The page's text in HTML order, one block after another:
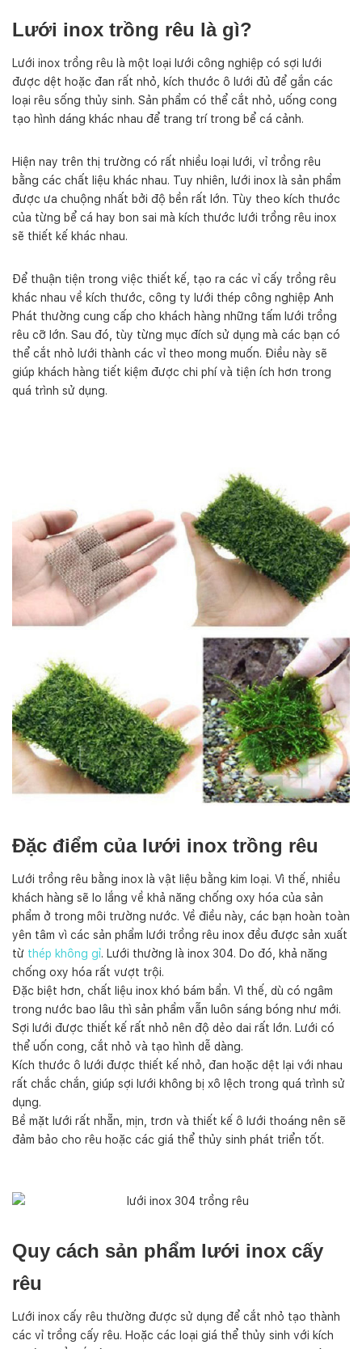
ư
n
g
Lưới inox trồng rêu là gì?
Lưới inox trồng rêu là một loại lưới công nghiệp có sợi lưới
được dệt hoặc đan rất nhỏ, kích thước ô lưới đủ để gắn các
loại rêu sống thủy sinh. Sản phẩm có thể cắt nhỏ, uống cong
tạo hình dáng khác nhau để trang trí trong bể cá cảnh.
Hiện nay trên thị trường có rất nhiều loại lưới, vỉ trồng rêu
bằng các chất liệu khác nhau. Tuy nhiên, lưới inox là sản phẩm
được ưa chuộng nhất bởi độ bền rất lớn. Tùy theo kích thước
của từng bể cá hay bon sai mà kích thước lưới trồng rêu inox
sẽ thiết kế khác nhau.
Để thuận tiện trong việc thiết kế, tạo ra các vỉ cấy trồng rêu
khác nhau về kích thước, công ty lưới thép công nghiệp Anh
Phát thường cung cấp cho khách hàng những tấm lưới trồng
rêu cỡ lớn. Sau đó, tùy từng mục đích sử dụng mà các bạn có
thể cắt nhỏ lưới thành các vỉ theo mong muốn. Điều này sẽ
giúp khách hàng tiết kiệm được chi phí và tiện ích hơn trong
quá trình sử dụng.
Đặc điểm của lưới inox trồng rêu
Lưới trồng rêu bằng inox là vật liệu bằng kim loại. Vì thế, nhiều
khách hàng sẽ lo lắng về khả năng chống oxy hóa của sản
phẩm ở trong môi trường nước. Về điều này, các bạn hoàn toàn
yên tâm vì các sản phẩm lưới trồng rêu inox đều được sản xuất
từ thép không gỉ. Lưới thường là inox 304. Do đó, khả năng
chống oxy hóa rất vượt trội.
Đặc biệt hơn, chất liệu inox khó bám bẩn. Vì thế, dù có ngâm
trong nước bao lâu thì sản phẩm vẫn luôn sáng bóng như mới.
Sợi lưới được thiết kế rất nhỏ nên độ dẻo dai rất lớn. Lưới có
thể uốn cong, cắt nhỏ và tạo hình dễ dàng.
Kích thước ô lưới được thiết kế nhỏ, đan hoặc dệt lại với nhau
rất chắc chắn, giúp sợi lưới không bị xô lệch trong quá trình sử
dụng.
Bề mặt lưới rất nhẵn, mịn, trơn và thiết kế ô lưới thoáng nên sẽ
đảm bảo cho rêu hoặc các giá thể thủy sinh phát triển tốt.
Quy cách sản phẩm lưới inox cấy
rêu
Lưới inox cấy rêu thường được sử dụng để cắt nhỏ tạo thành
các vỉ trồng cấy rêu. Hoặc các loại giá thể thủy sinh với kích